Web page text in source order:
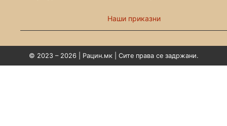
Наши приказни
© 2023 – 2026 | Рацин.мк | Сите права се задржани.